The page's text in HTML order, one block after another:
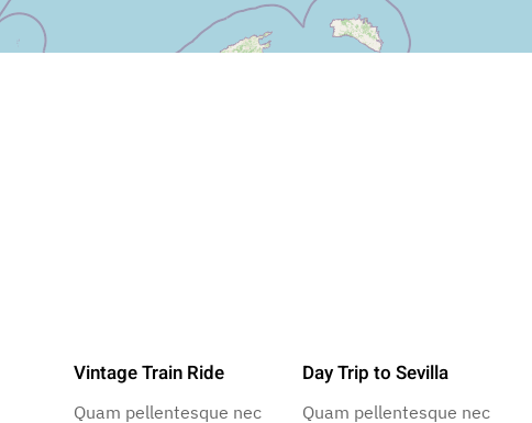
Vintage Train Ride
Quam pellentesque nec
Day Trip to Sevilla
Quam pellentesque nec